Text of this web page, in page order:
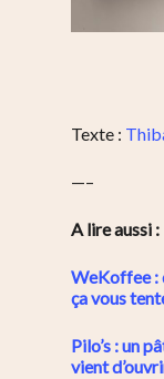
Texte :
—–
A lire aussi :
WeKoffee :
ça vous
Pilo’s : un
vient